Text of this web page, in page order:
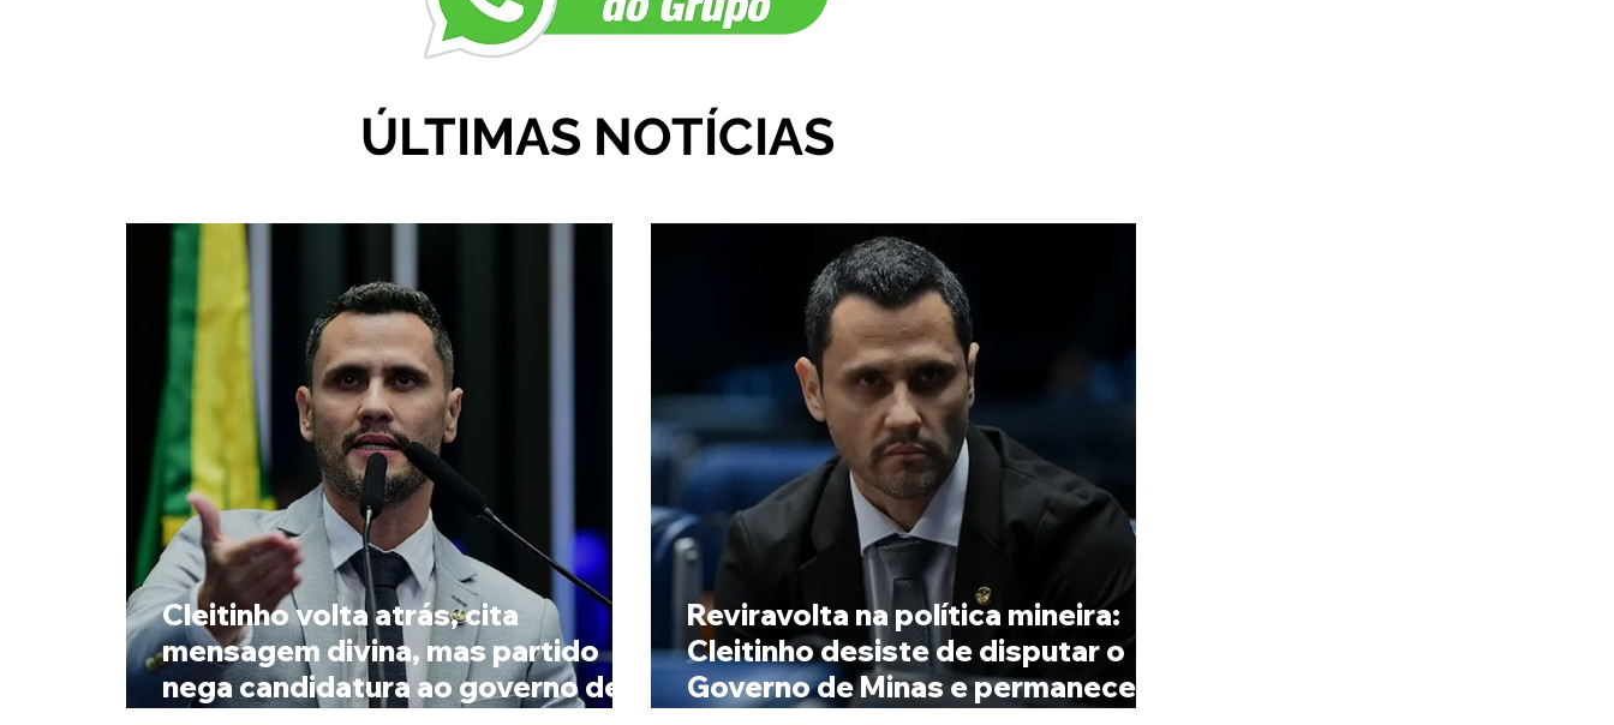
ÚLTIMAS NOTÍCIAS
Cleitinho volta atrás, cita
mensagem divina, mas partido
nega candidatura ao governo de
Reviravolta na política mineira:
Cleitinho desiste de disputar o
Governo de Minas e permanecerá